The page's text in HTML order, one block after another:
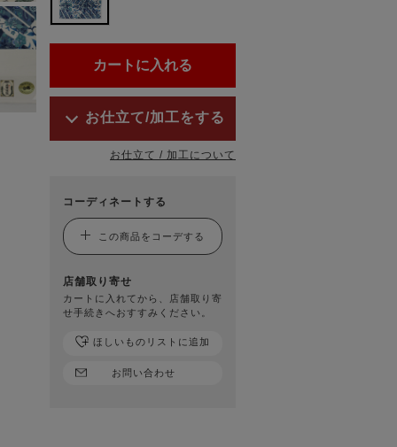
お仕立て/加工をする
お仕立て / 加工について
コーディネートする
この商品をコーデする
店舗取り寄せ
カートに入れてから、店舗取り寄
せ手続きへおすすみください。
お問い合わせ
ほしいものリストに追加